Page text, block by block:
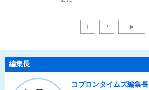
1 2 ▶
編集長
コプロンタイムズ編集長